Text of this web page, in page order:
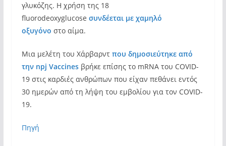
γλυκόζης. Η χρήση της 18
fluorodeoxyglucose συνδέεται με χαμηλό
οξυγόνο στο αίμα.
Μια μελέτη του Χάρβαρντ που δημοσιεύτηκε από
την npj Vaccinesβρήκε επίσης το mRNA του COVID-
19 στις καρδιές ανθρώπων που είχαν πεθάνει εντός
30 ημερών από τη λήψη του εμβολίου για τον COVID-
19.
Πηγή